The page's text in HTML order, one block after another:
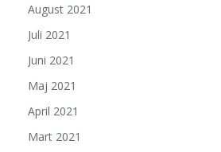
August 2021
Juli 2021
Juni 2021
Maj 2021
April 2021
Mart 2021